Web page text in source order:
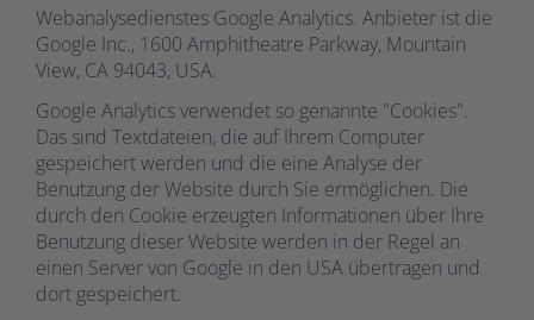
Webanalysedienstes Google Analytics. Anbieter ist die
Google Inc., 1600 Amphitheatre Parkway, Mountain
View, CA 94043, USA.
Google Analytics verwendet so genannte "Cookies".
Das sind Textdateien, die auf Ihrem Computer
gespeichert werden und die eine Analyse der
Benutzung der Website durch Sie ermöglichen. Die
durch den Cookie erzeugten Informationen über Ihre
Benutzung dieser Website werden in der Regel an
einen Server von Google in den USA übertragen und
dort gespeichert.